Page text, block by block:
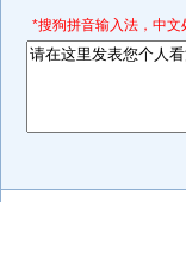
*搜狗拼音输入法，中文